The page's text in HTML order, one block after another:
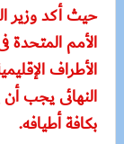
حيث أكد وزير
الأمم المتحدة
الأطراف
النهائى يجب
بكافة أطيافه.